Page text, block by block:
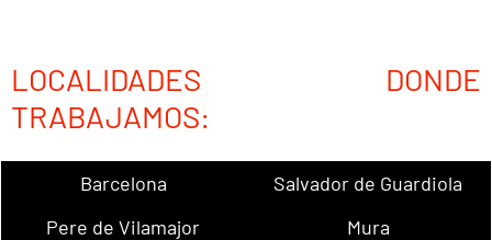
LOCALIDADES DONDE
TRABAJAMOS:
Barcelona
Salvador de Guardiola
Pere de Vilamajor
Mura